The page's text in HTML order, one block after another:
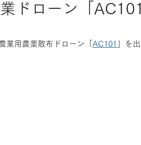
ドローン「
業用農薬散布ドローン「 AC101 」を